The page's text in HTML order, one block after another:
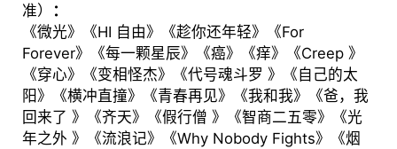
准）
：
《微光》《HI 自由》《趁你还年轻》《For
Forever》《每一颗星辰》《癌》《痒》《Creep 》
《穿心》《变相怪杰》《代号魂斗罗 》《自己的太
阳》《横冲直撞》《青春再见》《我和我》《爸，我
回来了 》《齐天》《假行僧 》《智商二五零》《光
年之外 》《流浪记》《Why Nobody Fights》《烟